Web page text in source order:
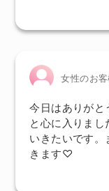
女性のお客
今日はありがと
と心に入りまし
いきたいです。
きます♡